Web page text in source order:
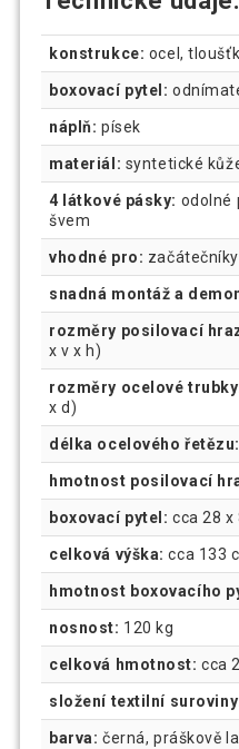
konstrukce: ocel,
boxovací pytel:
náplň: písek
materiál: syntetické
4 látkové pásky: odolné
švem
vhodné pro:
snadná montáž a
rozměry posilovací
x v x h)
rozměry ocelové
x d)
délka ocelového řetězu:
hmotnost posilovací
boxovací pytel: cca 28 x
celková výška: cca 133
hmotnost boxovacího
nosnost: 120 kg
celková hmotnost: cca
složení textilní
barva: černá, práškově